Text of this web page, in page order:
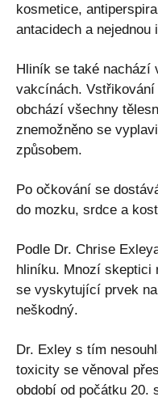
kosmetice,
antacidech a
Hliník se také nachází
vakcínách.
obchází všechny
znemožněno se
způsobem.
Po očkování se
do mozku, srdce a
Podle Dr. Chrise
hliníku. Mnozí skeptici
se vyskytující prvek
neškodný.
Dr. Exley s tím
toxicity se věnoval
období od počátku 20.